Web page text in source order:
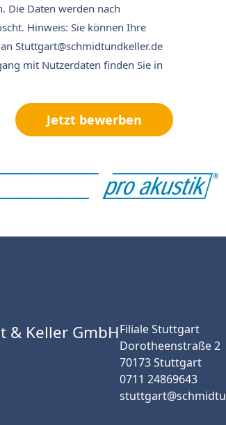
Die Daten werden nach
Hinweis: Sie können Ihre
Stuttgart@schmidtundkeller.de
mit Nutzerdaten finden Sie in
Jetzt bewerben
& Keller GmbHFiliale Stuttgart
Dorotheenstraße 2
70173 Stuttgart
0711 24869643